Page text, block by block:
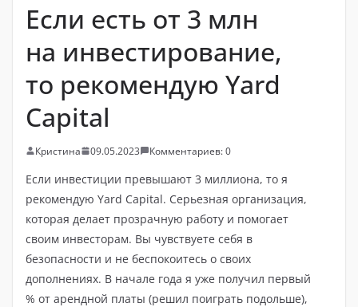
Если есть от 3 млн
на инвестирование,
то рекомендую Yard
Capital
Кристина 09.05.2023 Комментариев: 0
Если инвестиции превышают 3 миллиона, то я
рекомендую Yard Capital. Серьезная организация,
которая делает прозрачную работу и помогает
своим инвесторам. Вы чувствуете себя в
безопасности и не беспокоитесь о своих
дополнениях. В начале года я уже получил первый
% от арендной платы (решил поиграть подольше),